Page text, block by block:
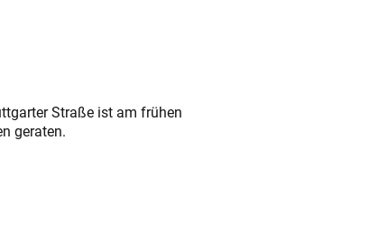
Straße ist am frühen
geraten.